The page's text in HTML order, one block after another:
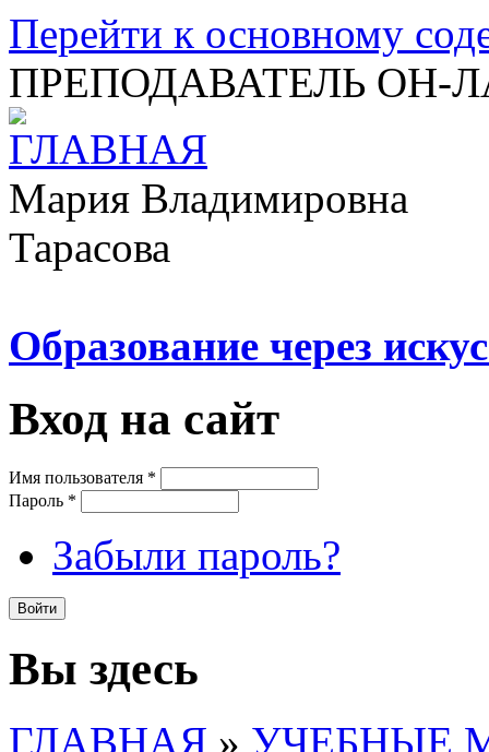
Перейти к основному
ПРЕПОДАВАТЕЛЬ ОН-
Мария Владимировна
Тарасова
Образование через
Вход на сайт
Имя пользователя *
Пароль *
Забыли пароль?
Вы здесь
ГЛАВНАЯ » УЧЕБНЫЕ